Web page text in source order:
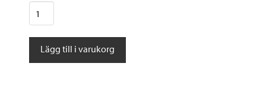
Shimano
Skoövedrag
THERMAL
Lägg till i varukorg